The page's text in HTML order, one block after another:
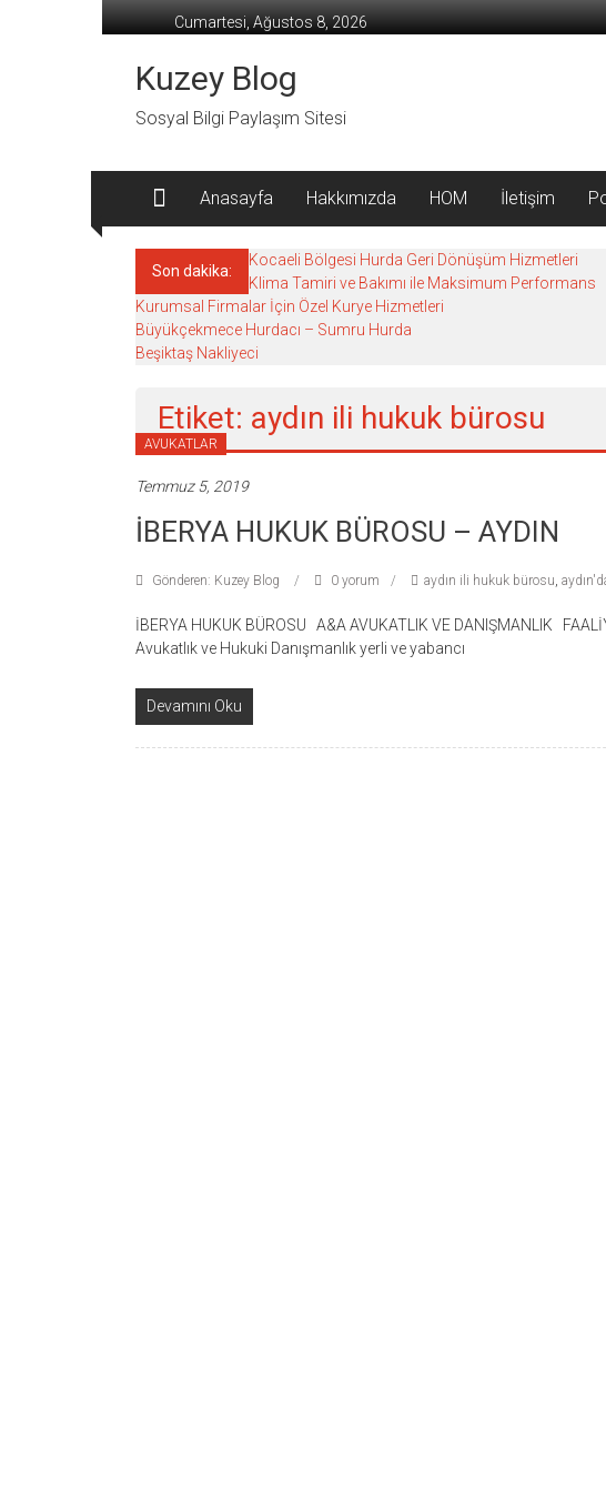
geç
Cumartesi, Ağustos 8, 2026
Kuzey Blog
Sosyal Bilgi Paylaşım Sitesi
Anasayfa Hakkımızda HOM İletişim
Son dakika:
Kocaeli Bölgesi Hurda Geri Dönüşüm Hizmetleri
Klima Tamiri ve Bakımı ile Maksimum Performans
Kurumsal Firmalar İçin Özel Kurye Hizmetleri
Büyükçekmece Hurdacı – Sumru Hurda
Beşiktaş Nakliyeci
Etiket: aydın ili hukuk bürosu
AVUKATLAR
Temmuz 5, 2019
İBERYA HUKUK BÜROSU – AYDIN
Gönderen: Kuzey Blog 0 yorum aydın ili hukuk bürosu,
İBERYA HUKUK BÜROSU A&A AVUKATLIK VE DANIŞMANLIK
Avukatlık ve Hukuki Danışmanlık yerli ve yabancı
Devamını Oku